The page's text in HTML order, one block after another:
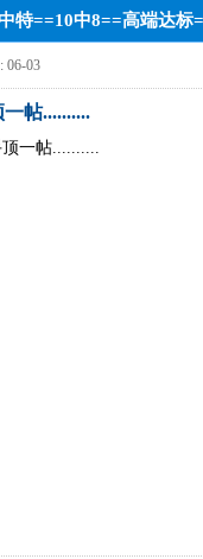
特==10中8==高端达标
06-03
帖..........
一帖..........